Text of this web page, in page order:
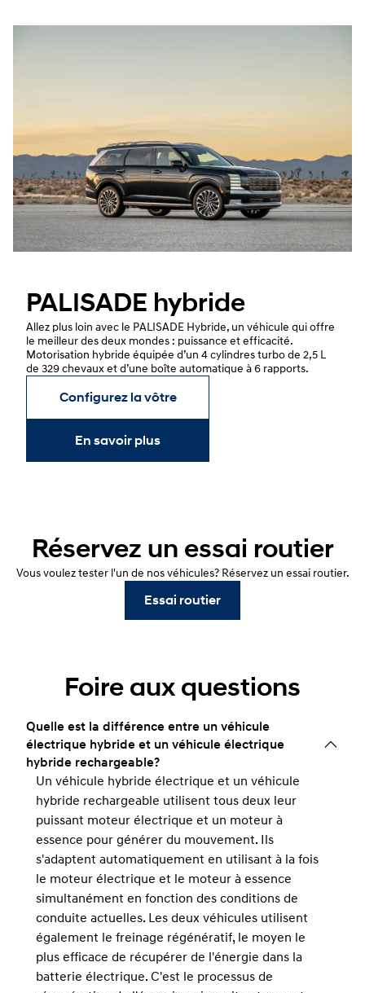
PALISADE hybride
Allez plus loin avec le PALISADE Hybride, un véhicule qui offre
le meilleur des deux mondes : puissance et efficacité.
Motorisation hybride équipée d’un 4 cylindres turbo de 2,5 L
de 329 chevaux et d’une boîte automatique à 6 rapports.
Configurez la vôtre
En savoir plus
Réservez un essai routier
Vous voulez tester l'un de nos véhicules? Réservez un essai routier.
Essai routier
Foire aux questions
Quelle est la différence entre un véhicule
électrique hybride et un véhicule électrique
hybride rechargeable?
Un véhicule hybride électrique et un véhicule
hybride rechargeable utilisent tous deux leur
puissant moteur électrique et un moteur à
essence pour générer du mouvement. Ils
s'adaptent automatiquement en utilisant à la fois
le moteur électrique et le moteur à essence
simultanément en fonction des conditions de
conduite actuelles. Les deux véhicules utilisent
également le freinage régénératif, le moyen le
plus efficace de récupérer de l'énergie dans la
batterie électrique. C'est le processus de